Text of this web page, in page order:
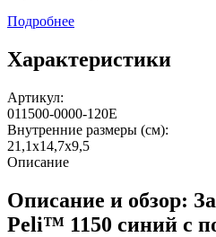
Подробнее
Характеристики
Артикул:
011500-0000-120E
Внутренние размеры (см):
21,1x14,7x9,5
Описание
Описание и обзор:
Peli™ 1150 синий с